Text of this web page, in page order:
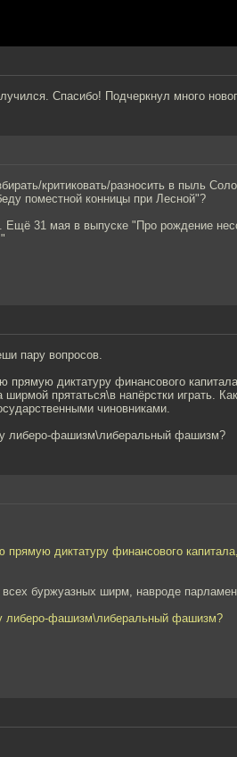
Спасибо! Подчеркнул много
критиковать/разносить в пыль
поместной конницы при Лесной"?
Ещё 31 мая в выпуске "Про рождение
пару вопросов.
прямую диктатуру финансового
прятаться\в напёрстки играть.
чиновниками.
либеро-фашизм\либеральный фашизм?
прямую диктатуру финансового
буржуазных ширм, навроде
либеро-фашизм\либеральный фашизм?